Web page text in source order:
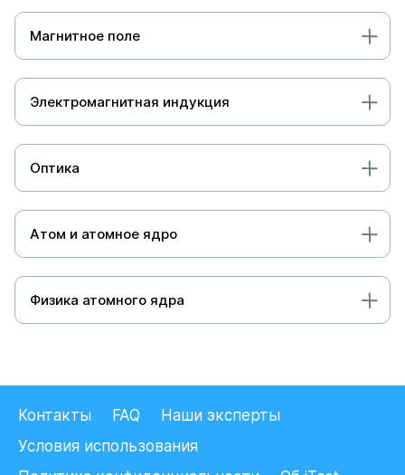
Магнитное поле
Электромагнитная индукция
Оптика
Атом и атомное ядро
Физика атомного ядра
Контакты FAQ
Наши эксперты
Условия использования